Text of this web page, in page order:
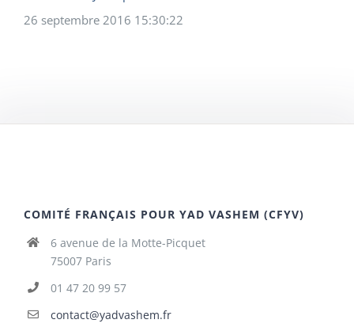
26 septembre 2016 15:30:22
COMITÉ FRANÇAIS POUR YAD VASHEM (CFYV)
6 avenue de la Motte-Picquet
75007 Paris
01 47 20 99 57
contact@yadvashem.fr